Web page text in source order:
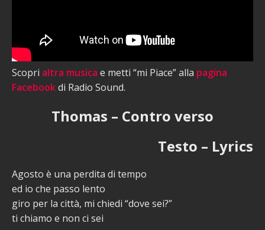
Scopri altra musica e metti “mi Piace” alla pagina
Facebookdi Radio Sound.
Thomas – Contro verso
Testo – Lyrics
Agosto è una perdita di tempo
ed io che passo lento
giro per la città, mi chiedi “dove sei?”
ti chiamo e non ci sei